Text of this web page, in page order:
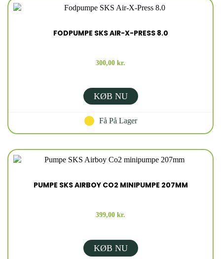
FODPUMPE SKS AIR-X-PRESS 8.0
300,00 kr.
KØB NU
Få På Lager
PUMPE SKS AIRBOY CO2 MINIPUMPE 207MM
399,00 kr.
KØB NU